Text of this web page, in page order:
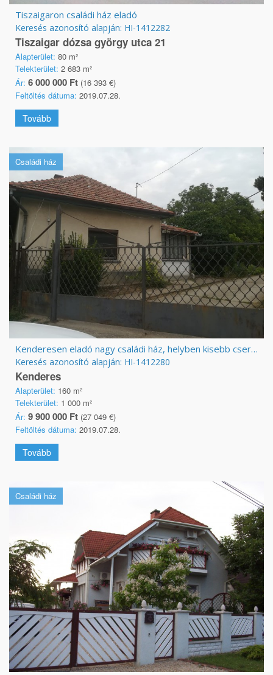
Tiszaigaron családi ház eladó
Keresés azonosító alapján: HI-1412282
Tiszaigar dózsa györgy utca 21
Alapterület: 80 m²
Telekterület: 2 683 m²
Ár: 6 000 000 Ft (16 393 €)
Feltöltés dátuma: 2019.07.28.
Tovább
Családi ház
Kenderesen eladó nagy családi ház, helyben kisebb csere érdekel
Keresés azonosító alapján: HI-1412280
Kenderes
Alapterület: 160 m²
Telekterület: 1 000 m²
Ár: 9 900 000 Ft (27 049 €)
Feltöltés dátuma: 2019.07.28.
Tovább
Családi ház